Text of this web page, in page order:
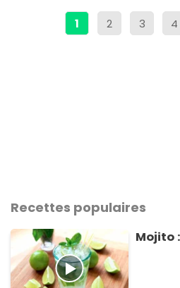
1 2 3 4
Recettes populaires
Mojito